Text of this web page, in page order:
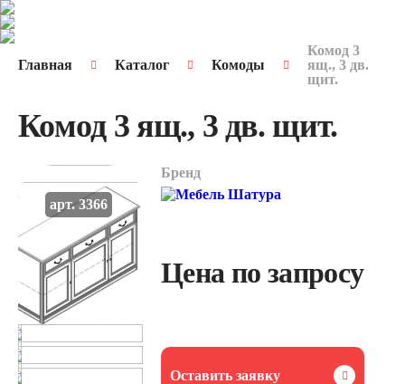
Главная Каталог Комоды
Комод 3
ящ., 3 дв.
щит.
Комод 3 ящ., 3 дв. щит.
арт. 3366
Бренд
Цена по запросу
Оставить заявку